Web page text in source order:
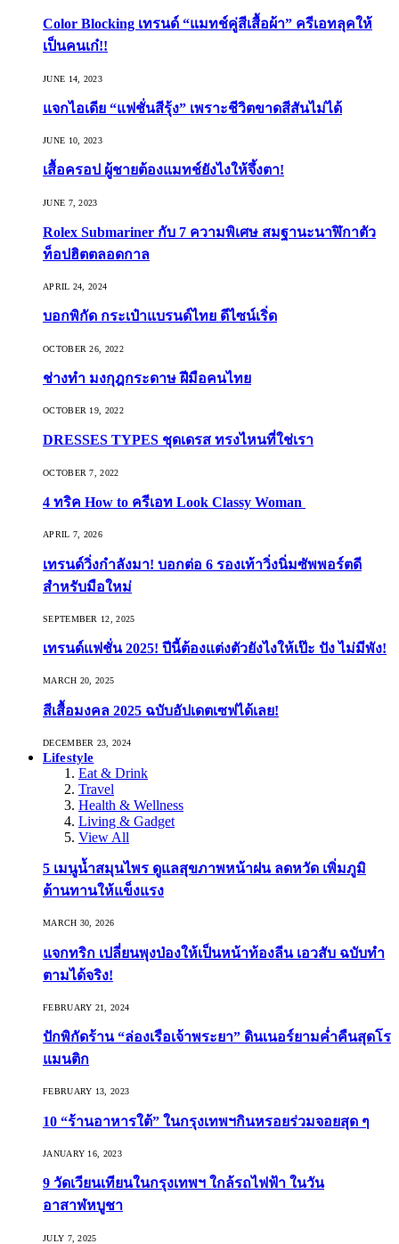
Color Blocking เทรนด์ “แมทช์คู่สีเสื้อผ้า” ครีเอทลุคให้
เป็นคนเก๋!!
JUNE 14, 2023
แจกไอเดีย “แฟชั่นสีรุ้ง” เพราะชีวิตขาดสีสันไม่ได้
JUNE 10, 2023
เสื้อครอป ผู้ชายต้องแมทช์ยังไงให้จึ้งตา!
JUNE 7, 2023
Rolex Submariner กับ 7 ความพิเศษ สมฐานะนาฬิกาตัว
ท็อปฮิตตลอดกาล
APRIL 24, 2024
บอกพิกัด กระเป๋าแบรนด์ไทย ดีไซน์เริ่ด
OCTOBER 26, 2022
ช่างทำ มงกุฎกระดาษ ฝีมือคนไทย
OCTOBER 19, 2022
DRESSES TYPES ชุดเดรส ทรงไหนที่ใช่เรา
OCTOBER 7, 2022
4 ทริค How to ครีเอท Look Classy Woman
APRIL 7, 2026
เทรนด์วิ่งกำลังมา! บอกต่อ 6 รองเท้าวิ่งนิ่มซัพพอร์ตดี
สำหรับมือใหม่
SEPTEMBER 12, 2025
เทรนด์แฟชั่น 2025! ปีนี้ต้องแต่งตัวยังไงให้เป๊ะ ปัง ไม่มีพัง!
MARCH 20, 2025
สีเสื้อมงคล 2025 ฉบับอัปเดตเซฟได้เลย!
DECEMBER 23, 2024
Lifestyle
Eat & Drink
Travel
Health & Wellness
Living & Gadget
View All
5 เมนูน้ำสมุนไพร ดูแลสุขภาพหน้าฝน ลดหวัด เพิ่มภูมิ
ต้านทานให้แข็งแรง
MARCH 30, 2026
แจกทริก เปลี่ยนพุงป่องให้เป็นหน้าท้องลีน เอวสับ ฉบับทำ
ตามได้จริง!
FEBRUARY 21, 2024
ปักพิกัดร้าน “ล่องเรือเจ้าพระยา” ดินเนอร์ยามค่ำคืนสุดโร
แมนติก
FEBRUARY 13, 2023
10 “ร้านอาหารใต้” ในกรุงเทพฯกินหรอยร่วมจอยสุด ๆ
JANUARY 16, 2023
9 วัดเวียนเทียนในกรุงเทพฯ ใกล้รถไฟฟ้า ในวัน
อาสาฬหบูชา
JULY 7, 2025